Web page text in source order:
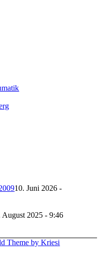
10. Juni 2026 -
August 2025 - 9:46
Theme by Kriesi